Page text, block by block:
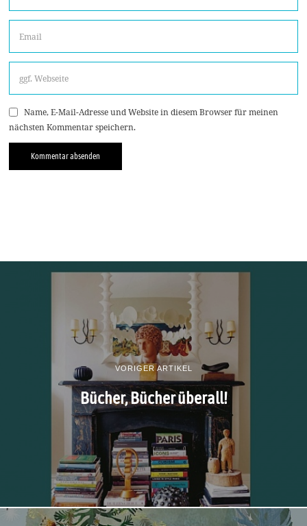
Name, E-Mail-Adresse und Website in diesem Browser für meinen
nächsten Kommentar speichern.
VORIGER ARTIKEL
Bücher, Bücher überall!